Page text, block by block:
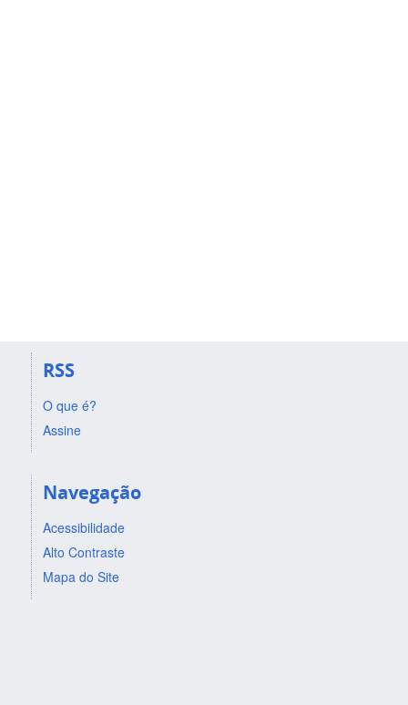
RSS
O que é?
Assine
Navegação
Acessibilidade
Alto Contraste
Mapa do Site